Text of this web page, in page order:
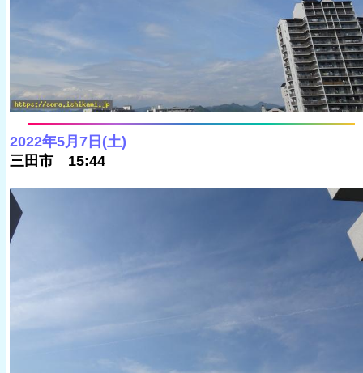
2022年5月7日(土)
三田市 15:44